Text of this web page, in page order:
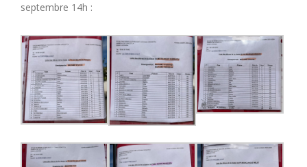
septembre 14h :